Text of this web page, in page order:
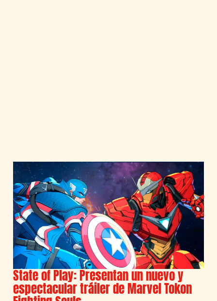
State of Play: Presentan un nuevo y
espectacular tráiler de Marvel Tokon